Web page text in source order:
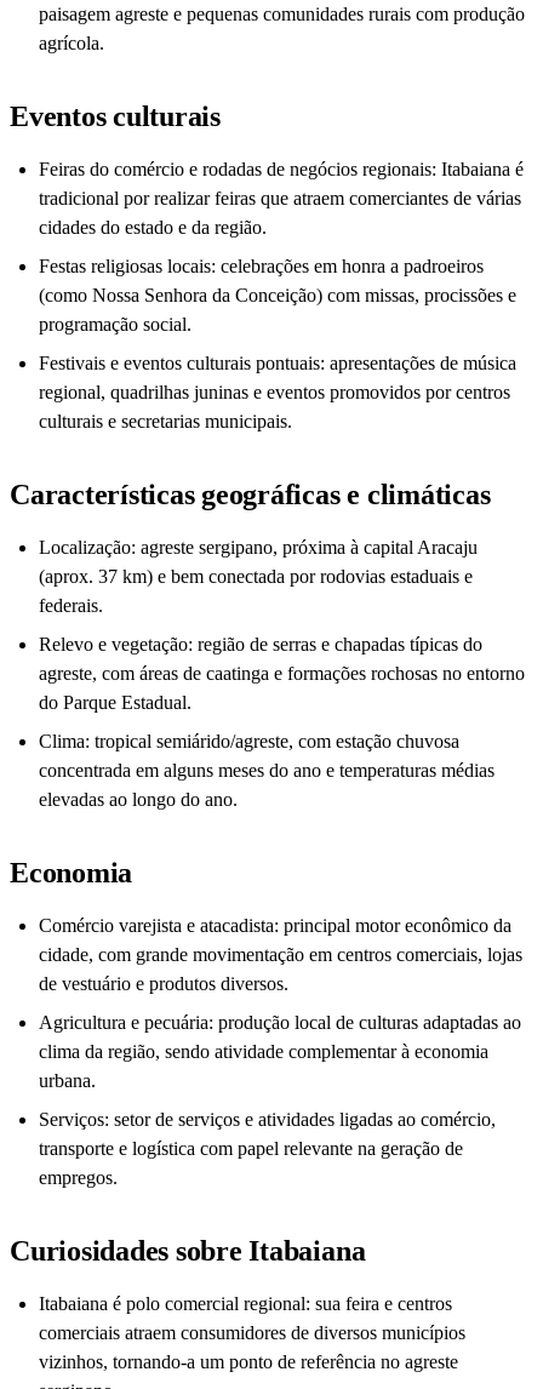
paisagem agreste e pequenas comunidades rurais com produção
agrícola.
Eventos culturais
Feiras do comércio e rodadas de negócios regionais: Itabaiana é
tradicional por realizar feiras que atraem comerciantes de várias
cidades do estado e da região.
Festas religiosas locais: celebrações em honra a padroeiros
(como Nossa Senhora da Conceição) com missas, procissões e
programação social.
Festivais e eventos culturais pontuais: apresentações de música
regional, quadrilhas juninas e eventos promovidos por centros
culturais e secretarias municipais.
Características geográficas e climáticas
Localização: agreste sergipano, próxima à capital Aracaju
(aprox. 37 km) e bem conectada por rodovias estaduais e
federais.
Relevo e vegetação: região de serras e chapadas típicas do
agreste, com áreas de caatinga e formações rochosas no entorno
do Parque Estadual.
Clima: tropical semiárido/agreste, com estação chuvosa
concentrada em alguns meses do ano e temperaturas médias
elevadas ao longo do ano.
Economia
Comércio varejista e atacadista: principal motor econômico da
cidade, com grande movimentação em centros comerciais, lojas
de vestuário e produtos diversos.
Agricultura e pecuária: produção local de culturas adaptadas ao
clima da região, sendo atividade complementar à economia
urbana.
Serviços: setor de serviços e atividades ligadas ao comércio,
transporte e logística com papel relevante na geração de
empregos.
Curiosidades sobre Itabaiana
Itabaiana é polo comercial regional: sua feira e centros
comerciais atraem consumidores de diversos municípios
vizinhos, tornando-a um ponto de referência no agreste